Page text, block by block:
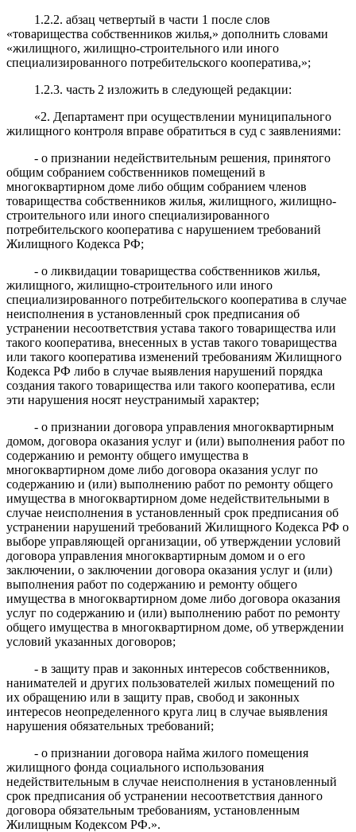
1.2.2. абзац четвертый в части 1 после слов
«товарищества собственников жилья,» дополнить словами
«жилищного, жилищно-строительного или иного
специализированного потребительского кооператива,»;
1.2.3. часть 2 изложить в следующей редакции:
«2. Департамент при осуществлении муниципального
жилищного контроля вправе обратиться в суд с заявлениями:
- о признании недействительным решения, принятого
общим собранием собственников помещений в
многоквартирном доме либо общим собранием членов
товарищества собственников жилья, жилищного, жилищно-
строительного или иного специализированного
потребительского кооператива с нарушением требований
Жилищного Кодекса РФ;
- о ликвидации товарищества собственников жилья,
жилищного, жилищно-строительного или иного
специализированного потребительского кооператива в случае
неисполнения в установленный срок предписания об
устранении несоответствия устава такого товарищества или
такого кооператива, внесенных в устав такого товарищества
или такого кооператива изменений требованиям Жилищного
Кодекса РФ либо в случае выявления нарушений порядка
создания такого товарищества или такого кооператива, если
эти нарушения носят неустранимый характер;
- о признании договора управления многоквартирным
домом, договора оказания услуг и (или) выполнения работ по
содержанию и ремонту общего имущества в
многоквартирном доме либо договора оказания услуг по
содержанию и (или) выполнению работ по ремонту общего
имущества в многоквартирном доме недействительными в
случае неисполнения в установленный срок предписания об
устранении нарушений требований Жилищного Кодекса РФ о
выборе управляющей организации, об утверждении условий
договора управления многоквартирным домом и о его
заключении, о заключении договора оказания услуг и (или)
выполнения работ по содержанию и ремонту общего
имущества в многоквартирном доме либо договора оказания
услуг по содержанию и (или) выполнению работ по ремонту
общего имущества в многоквартирном доме, об утверждении
условий указанных договоров;
- в защиту прав и законных интересов собственников,
нанимателей и других пользователей жилых помещений по
их обращению или в защиту прав, свобод и законных
интересов неопределенного круга лиц в случае выявления
нарушения обязательных требований;
- о признании договора найма жилого помещения
жилищного фонда социального использования
недействительным в случае неисполнения в установленный
срок предписания об устранении несоответствия данного
договора обязательным требованиям, установленным
Жилищным Кодексом РФ.».